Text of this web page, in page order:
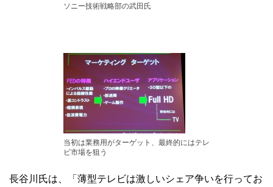
ソニー技術戦略部の武田氏
当初は業務用がターゲット、最終的にはテレ
ビ市場を狙う
長谷川氏は、「薄型テレビは激しいシェア争いを行ってお